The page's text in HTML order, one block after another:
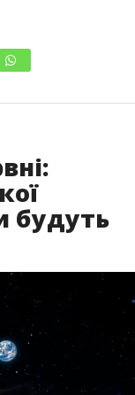
будуть